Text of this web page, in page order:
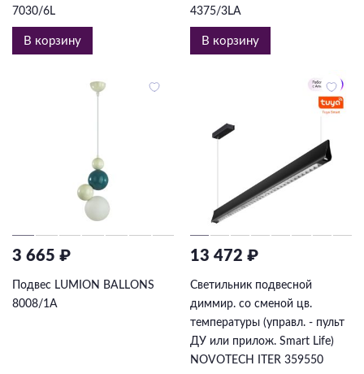
7030/6L
В корзину
4375/3LA
В корзину
3 665 ₽
Подвес LUMION BALLONS
8008/1A
13 472 ₽
Светильник подвесной
диммир. со сменой цв.
температуры (управл. - пульт
ДУ или прилож. Smart Life)
NOVOTECH ITER 359550